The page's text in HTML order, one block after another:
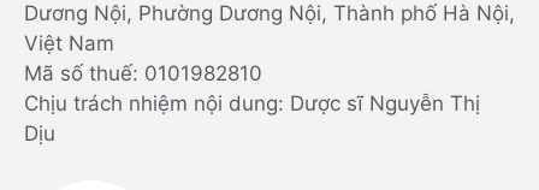
Dương Nội, Phường Dương Nội, Thành phố Hà Nội,
Việt Nam
Mã số thuế: 0101982810
Chịu trách nhiệm nội dung: Dược sĩ Nguyễn Thị
Dịu